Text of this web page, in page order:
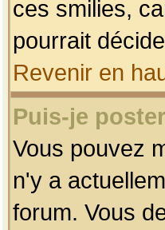
ces smilies,
pourrait
Revenir en
Puis-je
Vous pouvez
n'y a
forum. Vous